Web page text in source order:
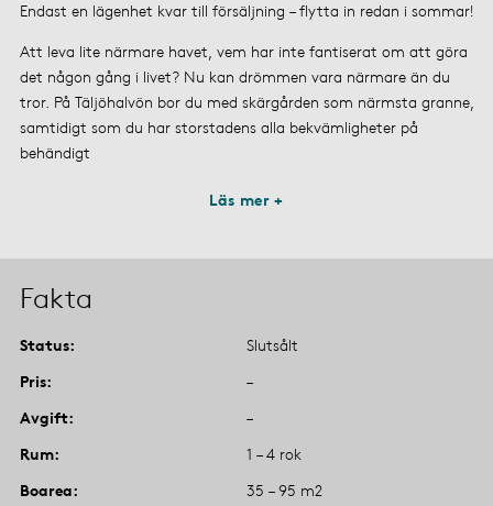
Endast en lägenhet kvar till försäljning – flytta in redan i sommar!
Att leva lite närmare havet, vem har inte fantiserat om att göra
det någon gång i livet? Nu kan drömmen vara närmare än du
tror. På Täljöhalvön bor du med skärgården som närmsta granne,
samtidigt som du har storstadens alla bekvämligheter på
behändigt
Läs mer +
Fakta
Status
Slutsålt
Pris
–
Avgift
–
Rum
1 – 4 rok
Boarea
35 – 95 m2